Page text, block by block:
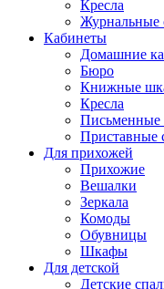
Кресла
Журнальные
Кабинеты
Домашние
Бюро
Книжные
Кресла
Письменные
Приставные
Для прихожей
Прихожие
Вешалки
Зеркала
Комоды
Обувницы
Шкафы
Для детской
Детские